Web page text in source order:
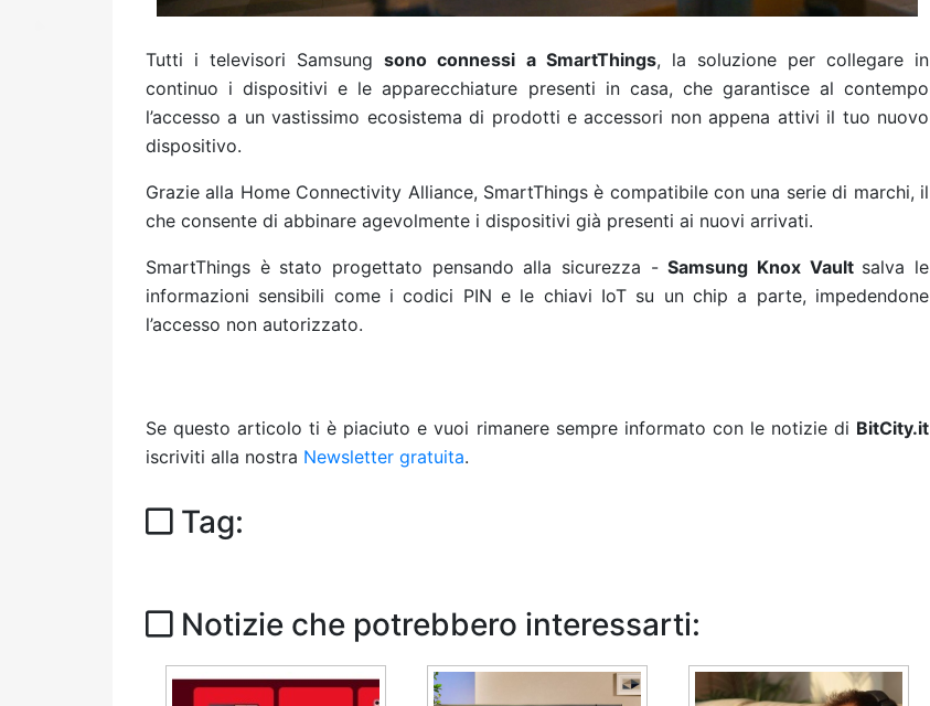
Tutti i televisori Samsungsono connessi a SmartThings, la soluzione per collegare in
continuo i dispositivi e le apparecchiature presenti in casa, che garantisce al contempo
l’accesso a un vastissimo ecosistema di prodotti e accessori non appena attivi il tuo nuovo
dispositivo.
Grazie alla Home Connectivity Alliance, SmartThings è compatibile con una serie di marchi, il
che consente di abbinare agevolmente i dispositivi già presenti ai nuovi arrivati.
SmartThings è stato progettato pensando alla sicurezza -Samsung Knox Vault salva le
informazioni sensibili come i codici PIN e le chiavi IoT su un chip a parte, impedendone
l’accesso non autorizzato.
Se questo articolo ti è piaciuto e vuoi rimanere sempre informato con le notizie di BitCity.it
iscriviti alla nostra Newsletter gratuita.
Tag:
Notizie che potrebbero interessarti: